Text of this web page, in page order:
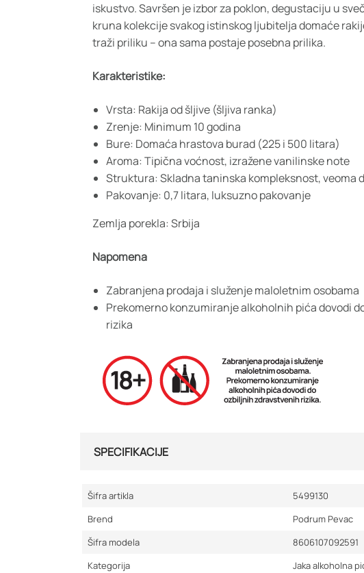
iskustvo. Savršen je izbor za poklon, degustaciju u
kruna kolekcije svakog istinskog ljubitelja domaće
traži priliku – ona sama postaje posebna prilika.
Karakteristike:
Vrsta: Rakija od šljive (šljiva ranka)
Zrenje: Minimum 10 godina
Bure: Domaća hrastova burad (225 i 500 litara)
Aroma: Tipična voćnost, izražene vanilinske note
Struktura: Skladna taninska kompleksnost, veoma
Pakovanje: 0,7 litara, luksuzno pakovanje
Zemlja porekla: Srbija
Napomena
Zabranjena prodaja i služenje maloletnim osobama
Prekomerno konzumiranje alkoholnih pića dovodi
rizika
SPECIFIKACIJE
Šifra artikla
5499130
Brend
Podrum Pevac
Šifra modela
8606107092591
Kategorija
Jaka alkoholna